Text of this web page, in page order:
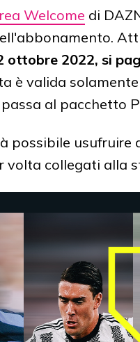
Welcome di
2022, si
è valida
al pacchetto
possibile
volta collegati alla